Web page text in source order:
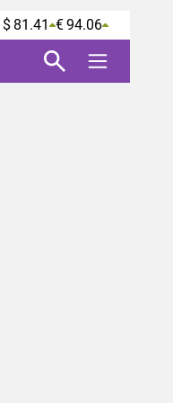
$ 81.41 € 94.06